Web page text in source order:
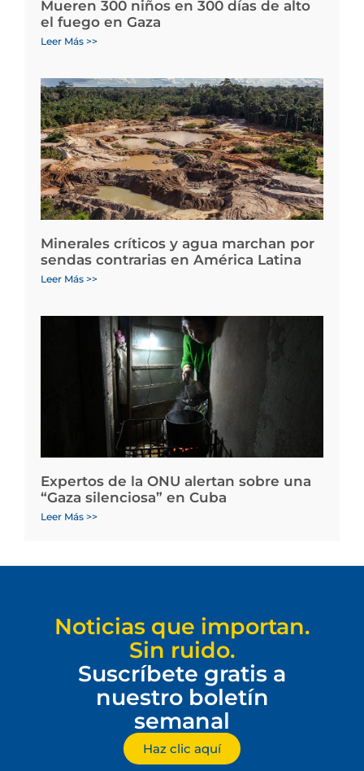
Mueren 300 niños en 300 días de alto
el fuego en Gaza
Leer Más >>
Minerales críticos y agua marchan por
sendas contrarias en América Latina
Leer Más >>
Expertos de la ONU alertan sobre una
“Gaza silenciosa” en Cuba
Leer Más >>
Noticias que importan.
Sin ruido.
Suscríbete gratis a
nuestro boletín
semanal
Haz clic aquí